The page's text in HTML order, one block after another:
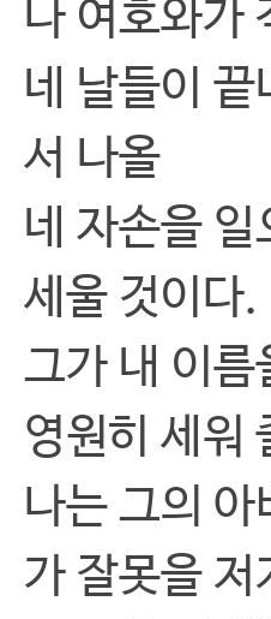
나 여호와가
네 날들이
서 나올
네 자손을
세울 것이다.
그가 내 이름
영원히 세워
나는 그의
가 잘못을